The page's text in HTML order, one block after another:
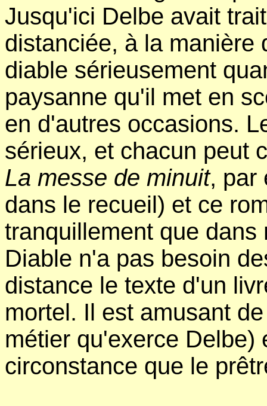
Jusqu'ici Delbe avait
distanciée, à la manière
diable sérieusement
paysanne qu'il met en
en d'autres occasions.
sérieux, et chacun peut
La messe de minuit, par
dans le recueil) et ce
tranquillement que
Diable n'a pas besoin
distance le texte d'un
mortel. Il est amusant
métier qu'exerce Delbe)
circonstance que le